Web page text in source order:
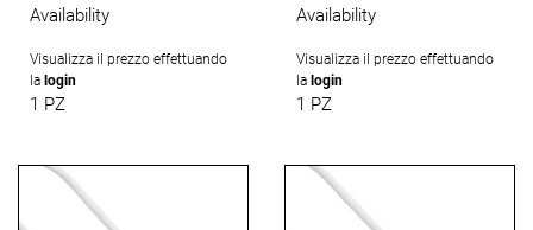
Availability
Visualizza il prezzo effettuando
la login
1 PZ
Availability
Visualizza il prezzo effettuando
la login
1 PZ